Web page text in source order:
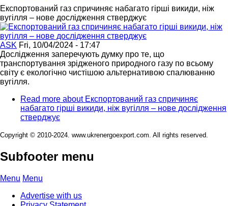
Експортований газ спричиняє набагато гірші викиди, ніж
вугілля – нове дослідження стверджує
ASK Fri, 10/04/2024 - 17:47
Дослідження заперечують думку про те, що
транспортування зрідженого природного газу по всьому
світу є екологічно чистішою альтернативою спалюванню
вугілля.
Read more about Експортований газ спричиняє
набагато гірші викиди, ніж вугілля – нове дослідження
стверджує
Copyright © 2010-2024. www.ukrenergoexport.com. All rights reserved.
Subfooter menu
Menu Menu
Advertise with us